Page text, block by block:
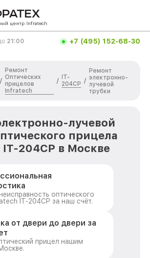
центр Infratech
21:00 +7 (495) 152-68-30
/
Ремонт
Оптических
прицелов
Infratech
/
IT-
204CP /
Ремонт
электронно-
лучевой
трубки
лучевой
прицела
204CP в Москве
оптического
IT-204CP за наш счёт.
от двери до двери за
прицел нашим